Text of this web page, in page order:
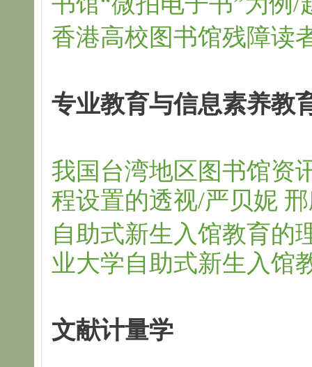
香港高校图书馆残障读
专业教育与信息素养教
我国台湾地区图书馆资
程设置的透视/严贝妮
自助式新生入馆教育
业大学自助式新生入馆
文献计量学